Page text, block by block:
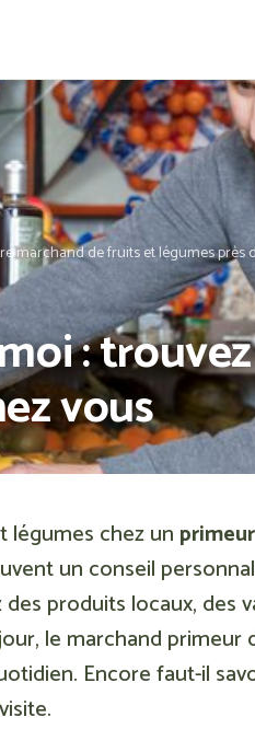
marchand de fruits et légumes près
:
vous
chez un primeur
un conseil
produits locaux, des
le marchand
Encore faut-il